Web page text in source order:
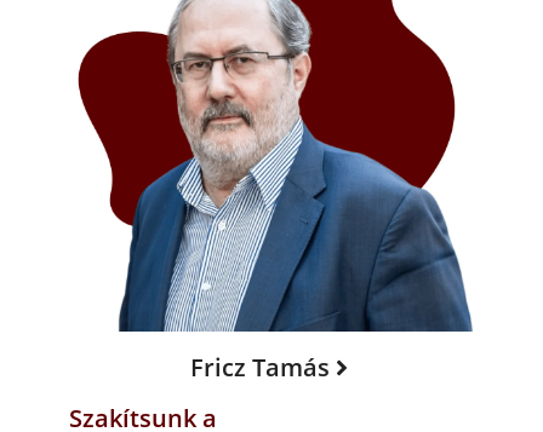
Fricz Tamás
Szakítsunk a